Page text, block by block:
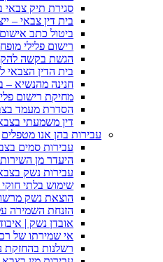
סגירת תיק
בית דין צבאי –
ביטול כתב
רישום פלילי
הגשת בקשה
בית הדין הצבאי
חנינה מהנשיא –
מחיקת רישום
הסדרת מעמד
דין משמעתי
עבירות בהן אנו מטפלים
עבירות סמים
היעדר מן
עבירות נשק
שימוש בלתי
הוצאת נשק
הזנחת השמירה
אובדן נשק |
אי שמירתו של
רשלנות בהחזקת